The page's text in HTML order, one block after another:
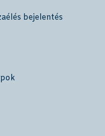
bejelentés